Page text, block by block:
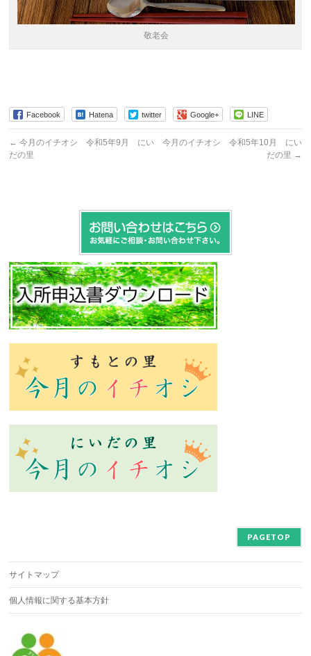
敬老会
Facebook Hatena twitter Google+ LINE
← 今月のイチオシ 令和5年9月 にい
だの里
今月のイチオシ 令和5年10月 にい
だの里 →
PAGETOP
サイトマップ
個人情報に関する基本方針